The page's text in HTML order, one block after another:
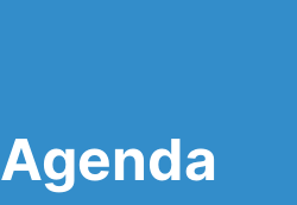
Agenda